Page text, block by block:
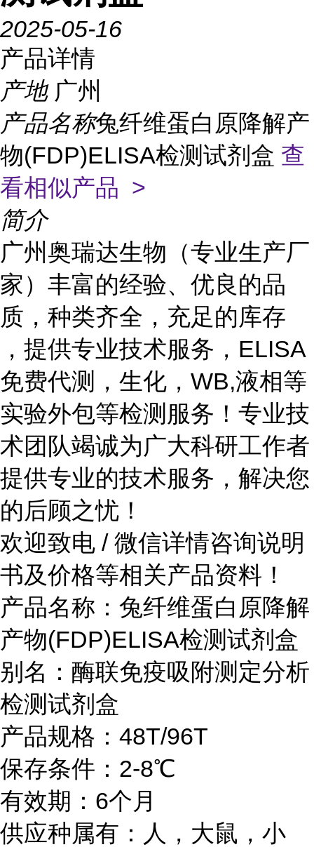
2025-05-16
产品详情
产地 广州
产品名称兔纤维蛋白原降解产
物(FDP)ELISA检测试剂盒 查
看相似产品 >
简介
广州奥瑞达生物（专业生产厂
家）丰富的经验、优良的品
质，种类齐全，充足的库存
，提供专业技术服务，ELISA
免费代测，生化，WB,液相等
实验外包等检测服务！专业技
术团队竭诚为广大科研工作者
提供专业的技术服务，解决您
的后顾之忧！
欢迎致电 / 微信详情咨询说明
书及价格等相关产品资料！
产品名称：兔纤维蛋白原降解
产物(FDP)ELISA检测试剂盒
别名：酶联免疫吸附测定分析
检测试剂盒
产品规格：48T/96T
保存条件：2-8℃
有效期：6个月
供应种属有：人，大鼠，小